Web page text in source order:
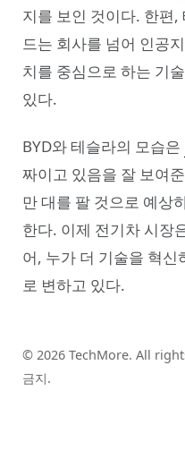
지를 보인 것이다. 한편
드는 회사를 넘어 인공
치를 중심으로 하는 기
있다.
BYD와 테슬라의 모습은
짜이고 있음을 잘 보여
만 대를 팔 것으로 예상
한다. 이제 전기차 시장
어, 누가 더 기술을 혁
로 변하고 있다.
© 2026 TechMore. All
금지.